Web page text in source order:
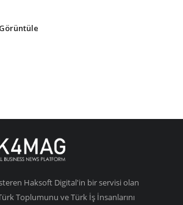
Haksoft Digital'in bir servisi olan
Toplumunu ve Türk İş İnsanlarını